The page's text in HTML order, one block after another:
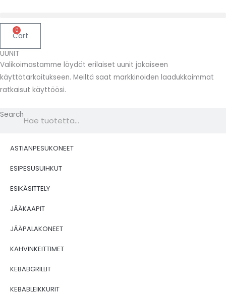
0
Cart
UUNIT
Valikoimastamme löydät erilaiset uunit jokaiseen
käyttötarkoitukseen. Meiltä saat markkinoiden laadukkaimmat
ratkaisut käyttöösi.
Search
ASTIANPESUKONEET
ESIPESUSUIHKUT
ESIKÄSITTELY
JÄÄKAAPIT
JÄÄPALAKONEET
KAHVINKEITTIMET
KEBABGRILLIT
KEBABLEIKKURIT